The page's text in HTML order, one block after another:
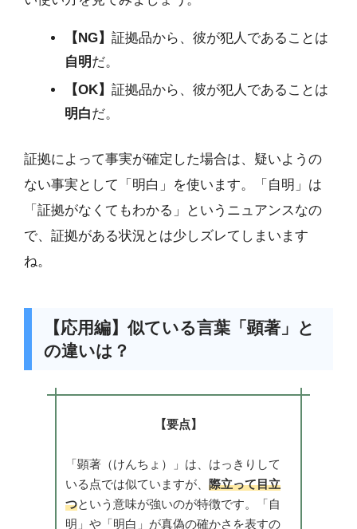
【NG】 証拠品から、彼が犯人であることは
自明だ。
【OK】 証拠品から、彼が犯人であることは
明白だ。
証拠によって事実が確定した場合は、疑いようの
ない事実として「明白」を使います。「自明」は
「証拠がなくてもわかる」というニュアンスなの
で、証拠がある状況とは少しズレてしまいます
ね。
【応用編】似ている言葉「顕著」と
の違いは？
【要点】
「顕著（けんちょ）」は、はっきりして
いる点では似ていますが、 際立って目立
つという意味が強いのが特徴です。「自
明」や「明白」が真偽の確かさを表すの